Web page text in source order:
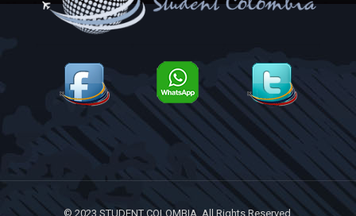
© 2023 STUDENT COLOMBIA. All Rights Reserved.